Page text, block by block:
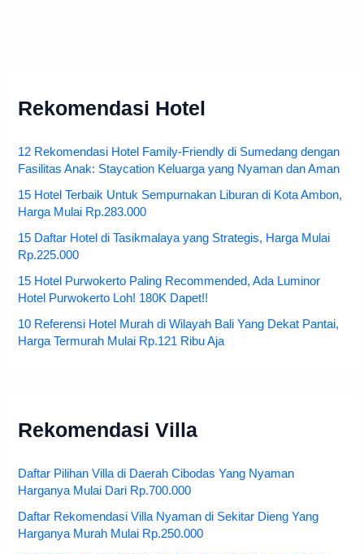
Rekomendasi Hotel
12 Rekomendasi Hotel Family-Friendly di Sumedang dengan
Fasilitas Anak: Staycation Keluarga yang Nyaman dan Aman
15 Hotel Terbaik Untuk Sempurnakan Liburan di Kota Ambon,
Harga Mulai Rp.283.000
15 Daftar Hotel di Tasikmalaya yang Strategis, Harga Mulai
Rp.225.000
15 Hotel Purwokerto Paling Recommended, Ada Luminor
Hotel Purwokerto Loh! 180K Dapet!!
10 Referensi Hotel Murah di Wilayah Bali Yang Dekat Pantai,
Harga Termurah Mulai Rp.121 Ribu Aja
Rekomendasi Villa
Daftar Pilihan Villa di Daerah Cibodas Yang Nyaman
Harganya Mulai Dari Rp.700.000
Daftar Rekomendasi Villa Nyaman di Sekitar Dieng Yang
Harganya Murah Mulai Rp.250.000